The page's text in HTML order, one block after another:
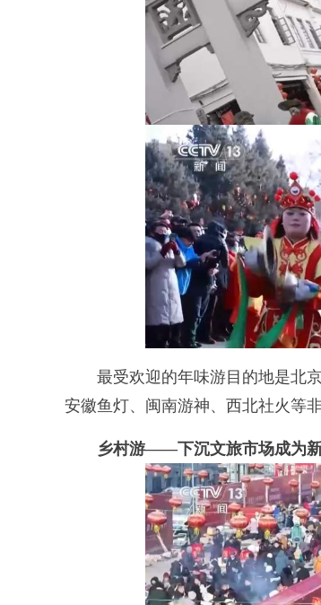
最受欢迎的年味游目的地是北京
安徽鱼灯、闽南游神、西北社火等
乡村游——下沉文旅市场成为新